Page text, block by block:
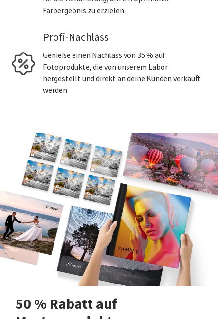
Farbergebnis zu erzielen.
Profi-Nachlass
Genieße einen Nachlass von 35 % auf
Fotoprodukte, die von unserem Labor
hergestellt und direkt an deine Kunden verkauft
werden.
50 % Rabatt auf